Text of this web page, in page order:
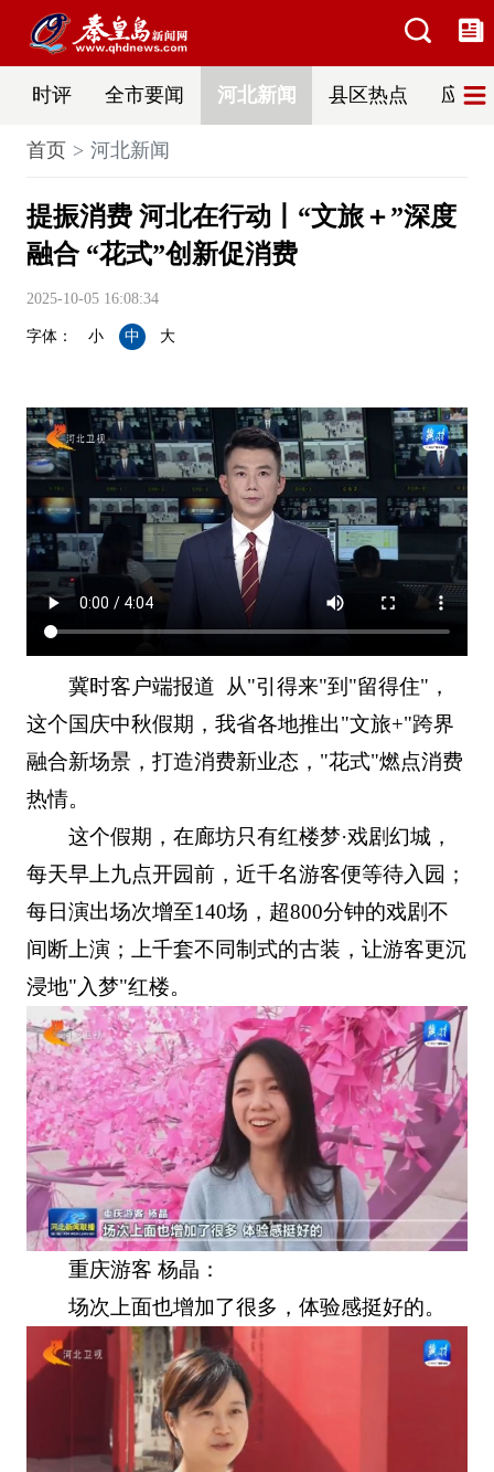
时评 全市要闻 河北新闻 县区热点 应急
首页 河北新闻
提振消费 河北在行动丨“文旅＋”深度
融合 “花式”创新促消费
2025-10-05 16:08:34
字体： 小 中 大
冀时客户端报道 从"引得来"到"留得住"，
这个国庆中秋假期，我省各地推出"文旅+"跨界
融合新场景，打造消费新业态，"花式"燃点消费
热情。
这个假期，在廊坊只有红楼梦·戏剧幻城，
每天早上九点开园前，近千名游客便等待入园；
每日演出场次增至140场，超800分钟的戏剧不
间断上演；上千套不同制式的古装，让游客更沉
浸地"入梦"红楼。
重庆游客 杨晶：
场次上面也增加了很多，体验感挺好的。